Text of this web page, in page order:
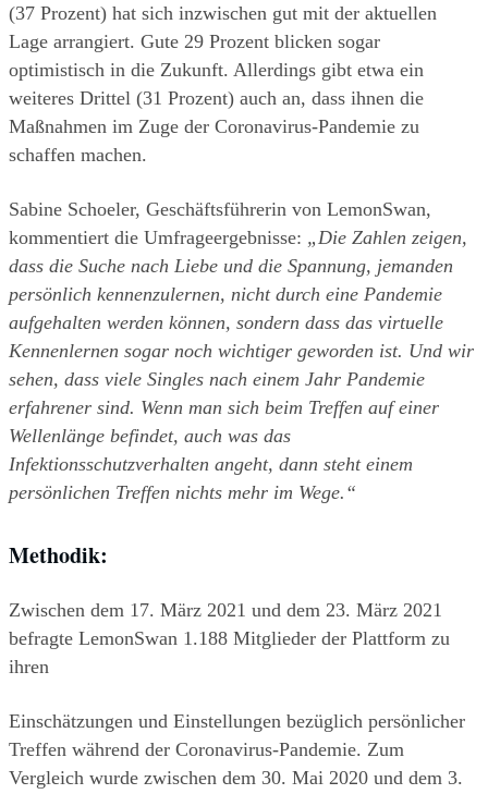
(37 Prozent) hat sich inzwischen gut mit der aktuellen
Lage arrangiert. Gute 29 Prozent blicken sogar
optimistisch in die Zukunft. Allerdings gibt etwa ein
weiteres Drittel (31 Prozent) auch an, dass ihnen die
Maßnahmen im Zuge der Coronavirus-Pandemie zu
schaffen machen.
Sabine Schoeler, Geschäftsführerin von LemonSwan,
kommentiert die Umfrageergebnisse: „Die Zahlen zeigen,
dass die Suche nach Liebe und die Spannung, jemanden
persönlich kennenzulernen, nicht durch eine Pandemie
aufgehalten werden können, sondern dass das virtuelle
Kennenlernen sogar noch wichtiger geworden ist. Und wir
sehen, dass viele Singles nach einem Jahr Pandemie
erfahrener sind. Wenn man sich beim Treffen auf einer
Wellenlänge befindet, auch was das
Infektionsschutzverhalten angeht, dann steht einem
persönlichen Treffen nichts mehr im Wege.“
Methodik:
Zwischen dem 17. März 2021 und dem 23. März 2021
befragte LemonSwan 1.188 Mitglieder der Plattform zu
ihren
Einschätzungen und Einstellungen bezüglich persönlicher
Treffen während der Coronavirus-Pandemie. Zum
Vergleich wurde zwischen dem 30. Mai 2020 und dem 3.